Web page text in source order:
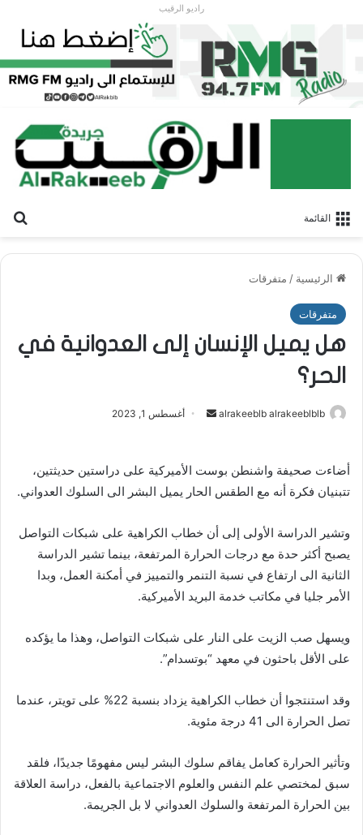
راديو الرقيب
القائمة
الرئيسية / متفرقات
متفرقات
هل يميل الإنسان إلى العدوانية في
الحر؟
alrakeeblb alrakeeblblb
ل
ب
ر
ن
ي
أغسطس 1, 2023
أضاءت صحيفة واشنطن بوست الأميركية على دراستين حديثتين،
تتبنيان فكرة أنه مع الطقس الحار يميل البشر الى السلوك العدواني.
وتشير الدراسة الأولى إلى أن خطاب الكراهية على شبكات التواصل
يصبح أكثر حدة مع درجات الحرارة المرتفعة، بينما تشير الدراسة
الثانية الى ارتفاع في نسبة التنمر والتمييز في أمكنة العمل، وبدا
الأمر جليا في مكاتب خدمة البريد الأميركية.
ويسهل صب الزيت على النار على شبكات التواصل، وهذا ما يؤكده
على الأقل باحثون في معهد “بوتسدام”.
وقد استنتجوا أن خطاب الكراهية يزداد بنسبة 22% على تويتر، عندما
تصل الحرارة الى 41 درجة مئوية.
وتأثير الحرارة كعامل يفاقم سلوك البشر ليس مفهومًا جديدًا، فلقد
سبق لمختصي علم النفس والعلوم الاجتماعية بالفعل، دراسة العلاقة
بين الحرارة المرتفعة والسلوك العدواني لا بل الجريمة.